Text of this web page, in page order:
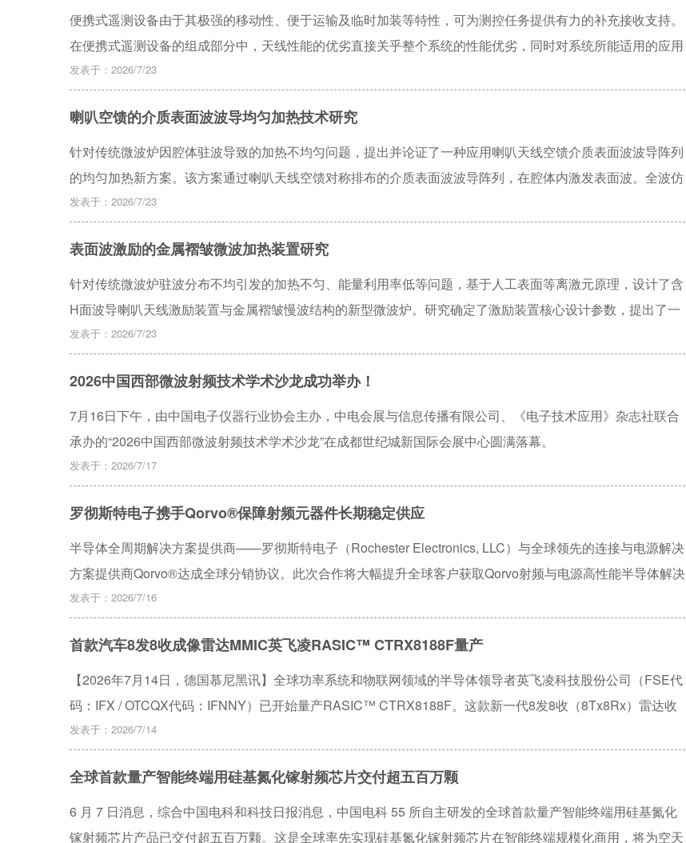
便携式遥测设备由于其极强的移动性、便于运输及临时加装等特性，可为测控任务提供有力的补充接收支持。
在便携式遥测设备的组成部分中，天线性能的优劣直接关乎整个系统的性能优劣，同时对系统所能适用的应用
场景起着决定性作用。现有的便携式遥测设备大多配备定向天线，这类天线波束覆盖范围较窄，在船上动平台
等特殊场景下加装使用时，局限性十分显著。鉴于此，利用多天线组阵信号合成技术，设计出一款全空域覆盖
的相控阵天线。经仿真测试以及实际应用验证，该天线实现方位0~360°、俯仰0~90°的空域覆盖，在俯仰
0~90°增益波动小于2 dB，在低仰角具有大于8 dBi的圆极化增益。优异的性能使其极为契合海上高速移动目标
遥测信号的接收需求，极大地拓展了便携式遥测设备的应用范围与实用效能。
发表于：2026/7/23
喇叭空馈的介质表面波波导均匀加热技术研究
针对传统微波炉因腔体驻波导致的加热不均匀问题，提出并论证了一种应用喇叭天线空馈介质表面波波导阵列
的均匀加热新方案。该方案通过喇叭天线空馈对称排布的介质表面波波导阵列，在腔体内激发表面波。全波仿
真结果表明，在2.45 GHz频点，该方案显著改善了加热均匀性，其均匀区域覆盖能力优于经典直接馈电方
案。进一步构建的小型化微波炉模型仿真显示，在空载及负载（1 000 mL水）条件下，腔内电场分布均匀，能
量吸收效率高，工作频段内驻波比小于3。该研究为解决微波加热均匀性问题提供了一种结构简单、功率容量
高、易于工程集成的创新技术路径。
发表于：2026/7/23
表面波激励的金属褶皱微波加热装置研究
针对传统微波炉驻波分布不均引发的加热不匀、能量利用率低等问题，基于人工表面等离激元原理，设计了含
H面波导喇叭天线激励装置与金属褶皱慢波结构的新型微波炉。研究确定了激励装置核心设计参数，提出了一
种阵列式金属褶皱结构。经仿真验证，该结构在2.45 GHz中心频率下可激励出均匀表面波，腔体内横向电场
均匀性宽度达210 mm，纵向高度达150 mm，2.45~2.46 GHz工作频段内反射系数小于-10 dB，空载及不同负
载条件下均能实现均匀加热。制作样机实测后，证实该微波炉有效改善了传统微波炉的驻波缺陷，样机能效达
52%，加热均匀性与能量利用率表现良好，为新型微波炉的结构设计与性能优化提供了新的方案和实验依据。
发表于：2026/7/23
2026中国西部微波射频技术学术沙龙成功举办！
7月16日下午，由中国电子仪器行业协会主办，中电会展与信息传播有限公司、《电子技术应用》杂志社联合
承办的“2026中国西部微波射频技术学术沙龙”在成都世纪城新国际会展中心圆满落幕。
发表于：2026/7/17
罗彻斯特电子携手Qorvo®保障射频元器件长期稳定供应
半导体全周期解决方案提供商——罗彻斯特电子（Rochester Electronics, LLC）与全球领先的连接与电源解决
方案提供商Qorvo®达成全球分销协议。此次合作将大幅提升全球客户获取Qorvo射频与电源高性能半导体解决
方案的便捷性，重点聚焦供应长期稳定性及全生命周期支持服务。
发表于：2026/7/16
首款汽车8发8收成像雷达MMIC英飞凌RASIC™ CTRX8188F量产
【2026年7月14日，德国慕尼黑讯】全球功率系统和物联网领域的半导体领导者英飞凌科技股份公司（FSE代
码：IFX / OTCQX代码：IFNNY）已开始量产RASIC™ CTRX8188F。这款新一代8发8收（8Tx8Rx）雷达收
发器使英飞凌在快速扩张的汽车4D与高清成像雷达市场中处于领先地位。
发表于：2026/7/14
全球首款量产智能终端用硅基氮化镓射频芯片交付超五百万颗
6 月 7 日消息，综合中国电科和科技日报消息，中国电科 55 所自主研发的全球首款量产智能终端用硅基氮化
镓射频芯片产品已交付超五百万颗。这是全球率先实现硅基氮化镓射频芯片在智能终端规模化商用，将为空天